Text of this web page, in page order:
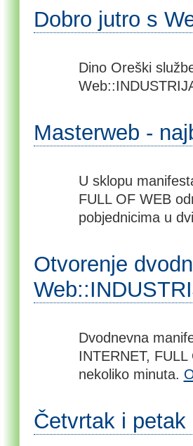
Dobro jutro s
Dino Oreški
Masterweb -
U sklopu
FULL OF WEB
pobjednicima u
Otvorenje
Dvodnevna
INTERNET,
nekoliko minuta.
Četvrtak i